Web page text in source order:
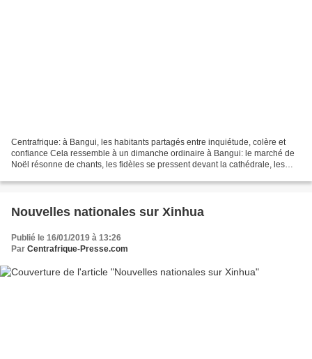
Centrafrique: à Bangui, les habitants partagés entre inquiétude, colère et
confiance Cela ressemble à un dimanche ordinaire à Bangui: le marché de
Noël résonne de chants, les fidèles se pressent devant la cathédrale, les
Nouvelles nationales sur Xinhua
Publié le 16/01/2019 à 13:26
Par Centrafrique-Presse.com